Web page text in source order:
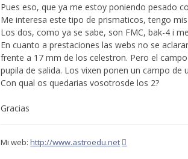
Pues eso, que ya me estoy poniendo pesado
Me interesa este tipo de prismaticos, tengo
Los dos, como ya se sabe, son FMC, bak-4 i
En cuanto a prestaciones las webs no se
frente a 17 mm de los celestron. Pero el
pupila de salida. Los vixen ponen un campo de
Con qual os quedarias vosotrosde los 2?
Gracias
Mi web:http://www.astroedu.net